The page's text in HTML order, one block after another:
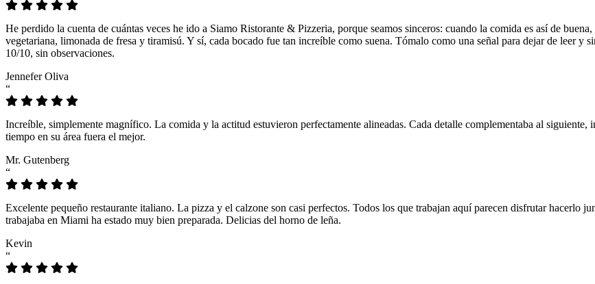
He perdido la cuenta de cuántas veces he ido a Siamo Ristorante & Pizzeria, porque seamos sinceros: cuando la comida es así de
vegetariana, limonada de fresa y tiramisú. Y sí, cada bocado fue tan increíble como suena. Tómalo como una señal para dejar de leer y
10/10, sin observaciones.
Jennefer Oliva
“
Increíble, simplemente magnífico. La comida y la actitud estuvieron perfectamente alineadas. Cada detalle complementaba al siguiente,
tiempo en su área fuera el mejor.
Mr. Gutenberg
“
Excelente pequeño restaurante italiano. La pizza y el calzone son casi perfectos. Todos los que trabajan aquí parecen disfrutar hacerlo
trabajaba en Miami ha estado muy bien preparada. Delicias del horno de leña.
Kevin
“